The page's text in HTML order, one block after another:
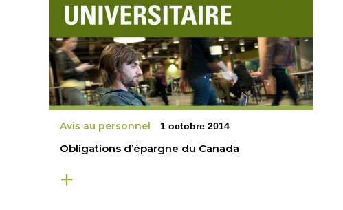
Avis au personnel 1 octobre 2014
Obligations d’épargne du Canada